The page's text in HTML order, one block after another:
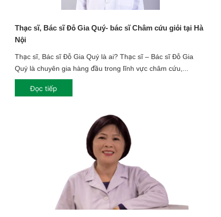
Thạc sĩ, Bác sĩ Đỗ Gia Quý- bác sĩ Châm cứu giỏi tại Hà
Nội
Thạc sĩ, Bác sĩ Đỗ Gia Quý là ai? Thạc sĩ – Bác sĩ Đỗ Gia
Quý là chuyên gia hàng đầu trong lĩnh vực châm cứu,...
Đọc tiếp